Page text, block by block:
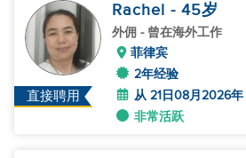
直接聘用
Rachel - 45岁
外佣 - 曾在海外工作
菲律宾
2年经验
从 21日08月2026年
非常活跃